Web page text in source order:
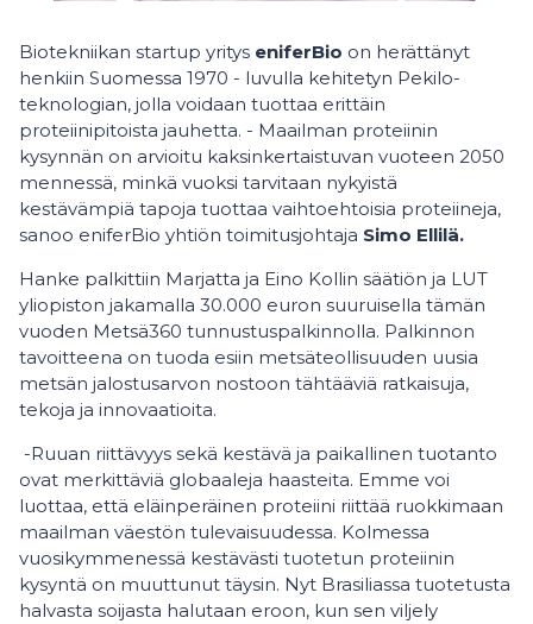
Biotekniikan startup yritys eniferBio on herättänyt
henkiin Suomessa 1970 - luvulla kehitetyn Pekilo-
teknologian, jolla voidaan tuottaa erittäin
proteiinipitoista jauhetta. - Maailman proteiinin
kysynnän on arvioitu kaksinkertaistuvan vuoteen 2050
mennessä, minkä vuoksi tarvitaan nykyistä
kestävämpiä tapoja tuottaa vaihtoehtoisia proteiineja,
sanoo eniferBio yhtiön toimitusjohtaja Simo Ellilä.
Hanke palkittiin Marjatta ja Eino Kollin säätiön ja LUT
yliopiston jakamalla 30.000 euron suuruisella tämän
vuoden Metsä360 tunnustuspalkinnolla. Palkinnon
tavoitteena on tuoda esiin metsäteollisuuden uusia
metsän jalostusarvon nostoon tähtääviä ratkaisuja,
tekoja ja innovaatioita.
-Ruuan riittävyys sekä kestävä ja paikallinen tuotanto
ovat merkittäviä globaaleja haasteita. Emme voi
luottaa, että eläinperäinen proteiini riittää ruokkimaan
maailman väestön tulevaisuudessa. Kolmessa
vuosikymmenessä kestävästi tuotetun proteiinin
kysyntä on muuttunut täysin. Nyt Brasiliassa tuotetusta
halvasta soijasta halutaan eroon, kun sen viljely